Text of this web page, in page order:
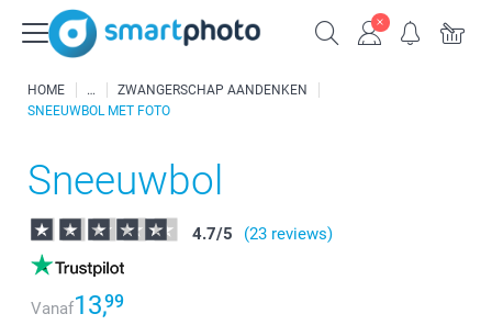
HOME
ZWANGERSCHAP AANDENKEN
SNEEUWBOL MET FOTO
Sneeuwbol
4.7/5 (23 reviews)
Vanaf13,99